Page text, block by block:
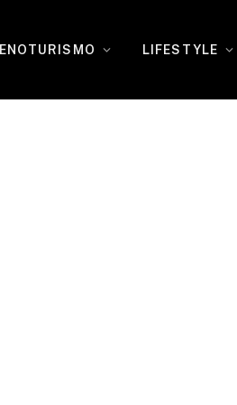
ENOTURISMO LIFESTYLE